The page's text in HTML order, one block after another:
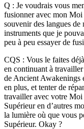
Q : Je voudrais vous
fusionner avec mon Moi
souvenir des langues de
instruments que je
peu à peu essayer de
CQS : Vous le faites
en continuant à
de Ancient Awakenings
en plus, et tenter de
travailler avec votre
Supérieur en d’autres
la lumière où que vous
Supérieur. Okay ?